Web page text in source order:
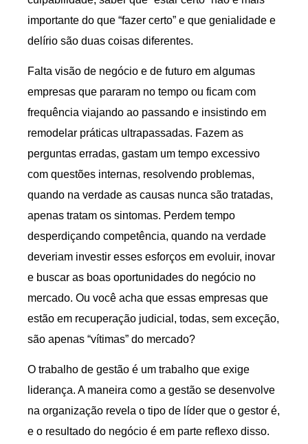
importante do que “fazer certo” e que genialidade e
delírio são duas coisas diferentes.
Falta visão de negócio e de futuro em algumas
empresas que pararam no tempo ou ficam com
frequência viajando ao passando e insistindo em
remodelar práticas ultrapassadas. Fazem as
perguntas erradas, gastam um tempo excessivo
com questões internas, resolvendo problemas,
quando na verdade as causas nunca são tratadas,
apenas tratam os sintomas. Perdem tempo
desperdiçando competência, quando na verdade
deveriam investir esses esforços em evoluir, inovar
e buscar as boas oportunidades do negócio no
mercado. Ou você acha que essas empresas que
estão em recuperação judicial, todas, sem exceção,
são apenas “vítimas” do mercado?
O trabalho de gestão é um trabalho que exige
liderança. A maneira como a gestão se desenvolve
na organização revela o tipo de líder que o gestor é,
e o resultado do negócio é em parte reflexo disso.